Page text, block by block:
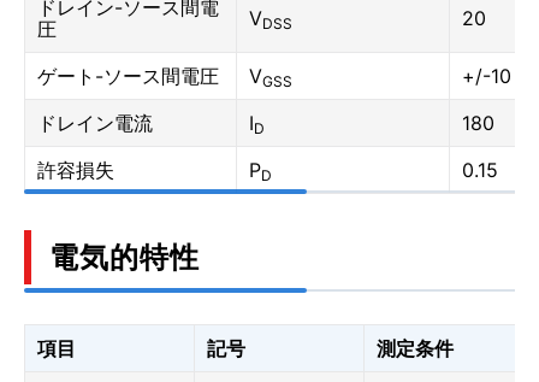
ドレイン-ソース間電
圧
VDSS 20
ゲート-ソース間電圧 VGSS
+/-10
ドレイン電流
ID
180
許容損失
PD 0.15
電気的特性
項目 記号
測定条件